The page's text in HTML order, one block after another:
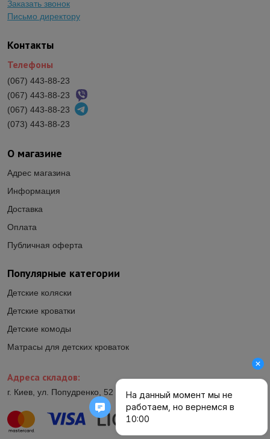
Популярные категории
Детские коляски
Детские кроватки
Детские комоды
Матрасы для детских кроваток
О магазине
Адрес магазина
Информация
Доставка
Оплата
Публичная оферта
Контакты
Телефоны
(067) 443-88-23
(067) 443-88-23
(067) 443-88-23
(073) 443-88-23
Адреса складов:
г. Киев, ул. Попудренко, 52 (ул.Гетьмана Павла Полуботка, 52)
Заказать звонок
Письмо директору